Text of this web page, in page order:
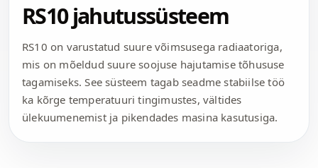
RS10 jahutussüsteem
RS10 on varustatud suure võimsusega radiaatoriga,
mis on mõeldud suure soojuse hajutamise tõhususe
tagamiseks. See süsteem tagab seadme stabiilse töö
ka kõrge temperatuuri tingimustes, vältides
ülekuumenemist ja pikendades masina kasutusiga.